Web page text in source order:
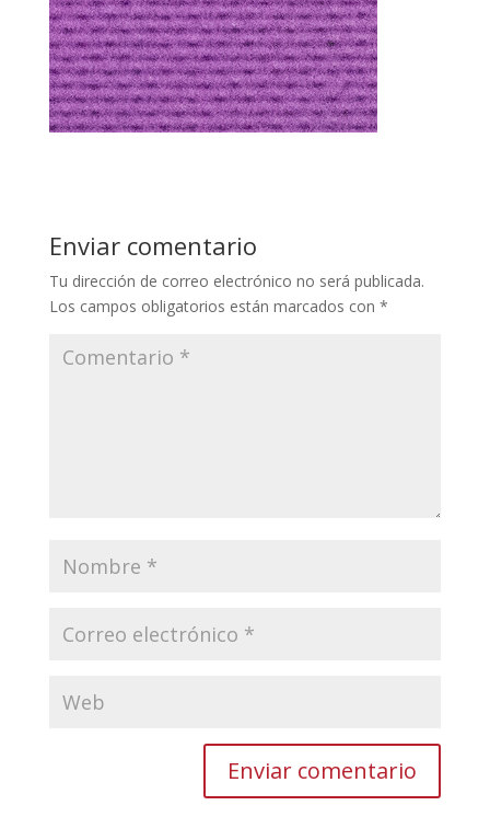
Enviar comentario
Tu dirección de correo electrónico no será publicada.
Los campos obligatorios están marcados con *